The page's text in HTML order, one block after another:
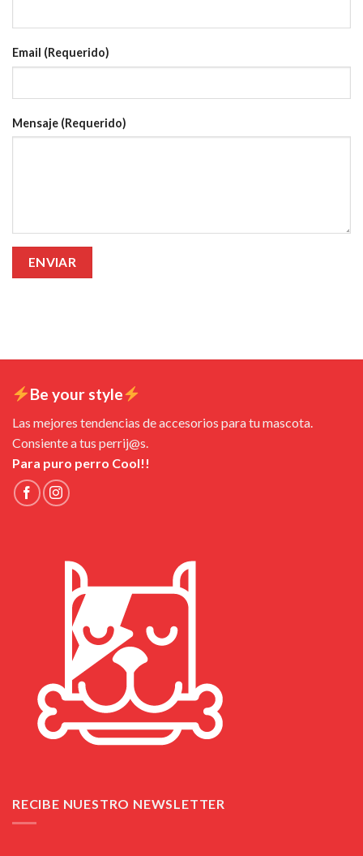
Email (Requerido)
Mensaje (Requerido)
Be your style
Las mejores tendencias de accesorios para tu mascota.
Consiente a tus perrij@s.
Para puro perro Cool!!
RECIBE NUESTRO NEWSLETTER